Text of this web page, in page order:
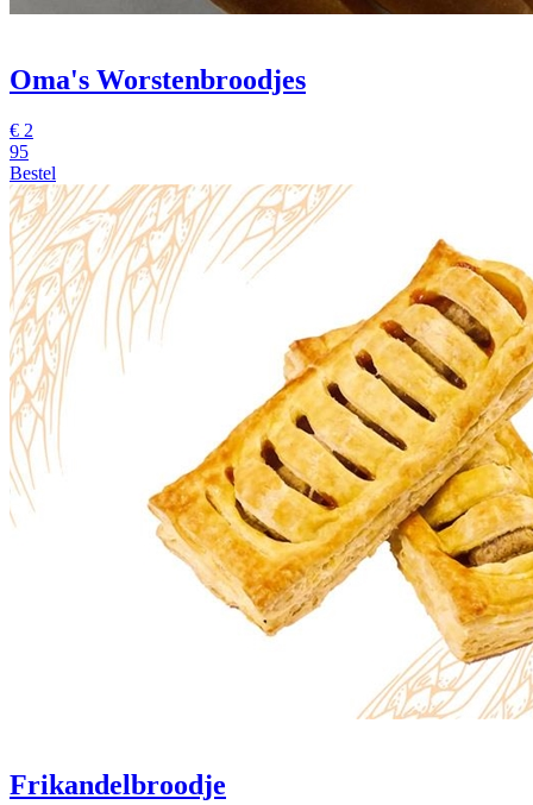
Oma's Worstenbroodjes
€ 2
95
Bestel
Frikandelbroodje